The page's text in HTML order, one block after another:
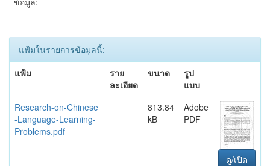
แฟ้มในรายการข้อมูลนี้:
แฟ้ม
ราย
ละเอียด
ขนาด
รูป
แบบ
Research-on-Chinese
-Language-Learning-
Problems.pdf
813.84
kB
Adobe
PDF
ดู/เปิด